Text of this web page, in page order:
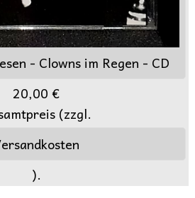
- Clowns im Regen - CD
20,00 €
(zzgl.
).